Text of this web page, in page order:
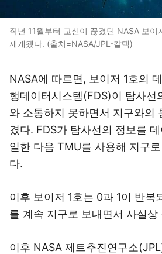
작년 11월부터 교신이 끊겼던 NASA 보이
재개됐다. (출처=NASA/JPL-칼텍)
NASA에 따르면, 보이저 1호의
행데이터시스템(FDS)이 탐사선
와 소통하지 못하면서 지구와의
겼다. FDS가 탐사선의 정보를
일한 다음 TMU를 사용해 지구
다.
이후 보이저 1호는 0과 1이 반복
를 계속 지구로 보내면서 사실상
이후 NASA 제트추진연구소